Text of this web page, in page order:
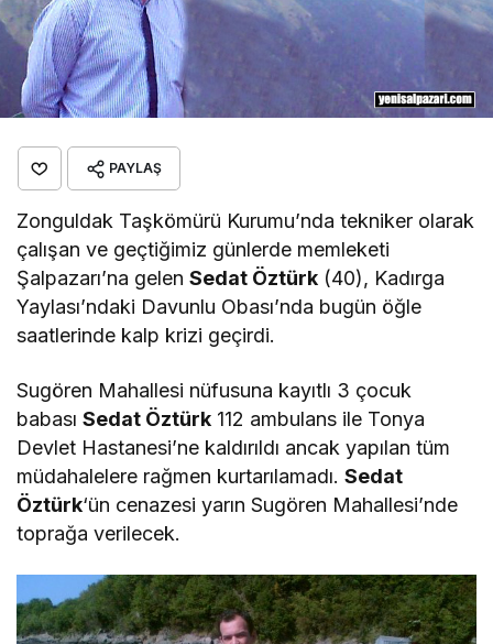
PAYLAŞ
Zonguldak Taşkömürü Kurumu’nda tekniker olarak
çalışan ve geçtiğimiz günlerde memleketi
Şalpazarı’na gelenSedat Öztürk (40), Kadırga
Yaylası’ndaki Davunlu Obası’nda bugün öğle
saatlerinde kalp krizi geçirdi.
Sugören Mahallesi nüfusuna kayıtlı 3 çocuk
babasıSedat Öztürk 112 ambulans ile Tonya
Devlet Hastanesi’ne kaldırıldı ancak yapılan tüm
müdahalelere rağmen kurtarılamadı.Sedat
Öztürk‘ün cenazesi yarın Sugören Mahallesi’nde
toprağa verilecek.